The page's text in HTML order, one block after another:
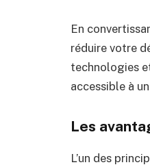
En
réduire votre
technologies
accessible à
Les
L’un des